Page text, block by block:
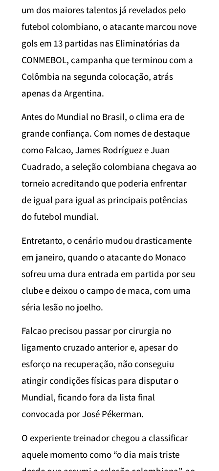
um dos maiores talentos já revelados pelo
futebol colombiano, o atacante marcou nove
gols em 13 partidas nas Eliminatórias da
CONMEBOL, campanha que terminou com a
Colômbia na segunda colocação, atrás
apenas da Argentina.
Antes do Mundial no Brasil, o clima era de
grande confiança. Com nomes de destaque
como Falcao, James Rodríguez e Juan
Cuadrado, a seleção colombiana chegava ao
torneio acreditando que poderia enfrentar
de igual para igual as principais potências
do futebol mundial.
Entretanto, o cenário mudou drasticamente
em janeiro, quando o atacante do Monaco
sofreu uma dura entrada em partida por seu
clube e deixou o campo de maca, com uma
séria lesão no joelho.
Falcao precisou passar por cirurgia no
ligamento cruzado anterior e, apesar do
esforço na recuperação, não conseguiu
atingir condições físicas para disputar o
Mundial, ficando fora da lista final
convocada por José Pékerman.
O experiente treinador chegou a classificar
aquele momento como “o dia mais triste